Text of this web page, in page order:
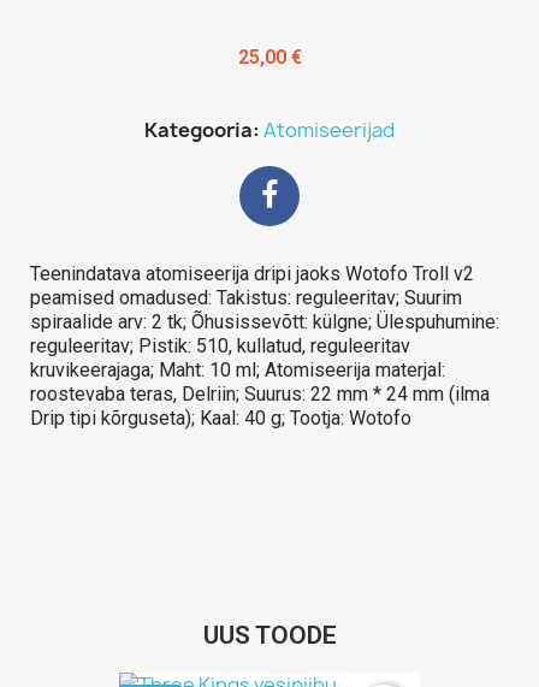
25,00 €
Kategooria Atomiseerijad
Teenindatava atomiseerija dripi jaoks Wotofo Troll v2
peamised omadused: Takistus: reguleeritav; Suurim
spiraalide arv: 2 tk; Õhusissevõtt: külgne; Ülespuhumine:
reguleeritav; Pistik: 510, kullatud, reguleeritav
kruvikeerajaga; Maht: 10 ml; Atomiseerija materjal:
roostevaba teras, Delriin; Suurus: 22 mm * 24 mm (ilma
Drip tipi kõrguseta); Kaal: 40 g; Tootja: Wotofo
UUS TOODE